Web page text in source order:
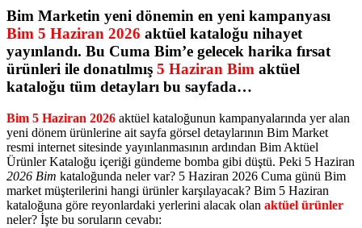
Bim Marketin yeni dönemin en yeni kampanyası
Bim 5 Haziran 2026 aktüel kataloğu nihayet
yayınlandı. Bu Cuma Bim’e gelecek harika fırsat
ürünleri ile donatılmış 5 Haziran Bim aktüel
kataloğu tüm detayları bu sayfada…
Bim 5 Haziran 2026 aktüel kataloğunun kampanyalarında yer alan
yeni dönem ürünlerine ait sayfa görsel detaylarının Bim Market
resmi internet sitesinde yayınlanmasının ardından Bim Aktüel
Ürünler Kataloğu içeriği gündeme bomba gibi düştü. Peki 5 Haziran
2026 Bim kataloğunda neler var? 5 Haziran 2026 Cuma günü Bim
market müşterilerini hangi ürünler karşılayacak? Bim 5 Haziran
kataloğuna göre reyonlardaki yerlerini alacak olan aktüel ürünler
neler? İşte bu soruların cevabı: